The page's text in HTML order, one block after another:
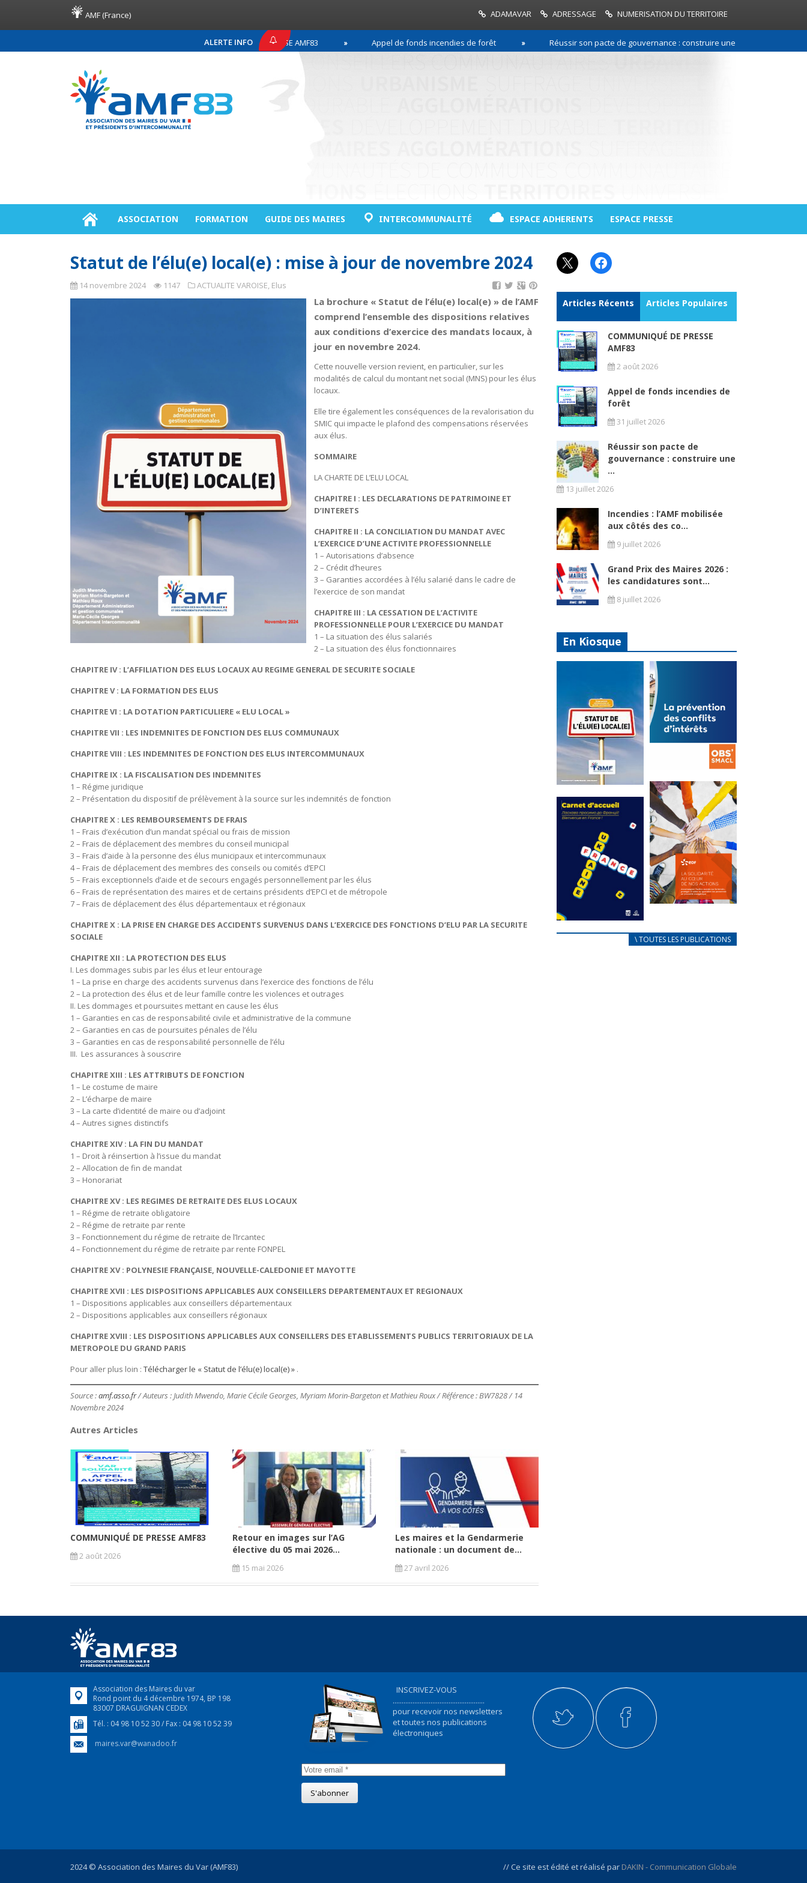
AMF (France) ADAMAVAR ADRESSAGE NUMERISATION DU TERRITOIRE
ALERTE INFO
COMMUNIQUÉ DE PRESSE AMF83 Appel de fonds incendies de forêt Réussir son pacte de gouvernance : construire une relation de confiance
ASSOCIATION FORMATION GUIDE DES MAIRES INTERCOMMUNALITÉ ESPACE ADHERENTS ESPACE PRESSE
Statut de l’élu(e) local(e) : mise à jour de novembre 2024
14 novembre 2024 1147 ACTUALITE VAROISE, Elus
La brochure « Statut de l’élu(e) local(e) » de l’AMF
comprend l’ensemble des dispositions relatives
aux conditions d’exercice des mandats locaux, à
jour en novembre 2024.
Cette nouvelle version revient, en particulier, sur les
modalités de calcul du montant net social (MNS) pour les élus
locaux.
Elle tire également les conséquences de la revalorisation du
SMIC qui impacte le plafond des compensations réservées
aux élus.
SOMMAIRE
LA CHARTE DE L’ELU LOCAL
CHAPITRE I : LES DECLARATIONS DE PATRIMOINE ET
D’INTERETS
CHAPITRE II : LA CONCILIATION DU MANDAT AVEC
L’EXERCICE D’UNE ACTIVITE PROFESSIONNELLE
1 – Autorisations d’absence
2 – Crédit d’heures
3 – Garanties accordées à l’élu salarié dans le cadre de
l’exercice de son mandat
CHAPITRE III : LA CESSATION DE L’ACTIVITE
PROFESSIONNELLE POUR L’EXERCICE DU MANDAT
1 – La situation des élus salariés
2 – La situation des élus fonctionnaires
CHAPITRE IV : L’AFFILIATION DES ELUS LOCAUX AU REGIME GENERAL DE SECURITE SOCIALE
CHAPITRE V : LA FORMATION DES ELUS
CHAPITRE VI : LA DOTATION PARTICULIERE « ELU LOCAL »
CHAPITRE VII : LES INDEMNITES DE FONCTION DES ELUS COMMUNAUX
CHAPITRE VIII : LES INDEMNITES DE FONCTION DES ELUS INTERCOMMUNAUX
CHAPITRE IX : LA FISCALISATION DES INDEMNITES
1 – Régime juridique
2 – Présentation du dispositif de prélèvement à la source sur les indemnités de fonction
CHAPITRE X : LES REMBOURSEMENTS DE FRAIS
1 – Frais d’exécution d’un mandat spécial ou frais de mission
2 – Frais de déplacement des membres du conseil municipal
3 – Frais d’aide à la personne des élus municipaux et intercommunaux
4 – Frais de déplacement des membres des conseils ou comités d’EPCI
5 – Frais exceptionnels d’aide et de secours engagés personnellement par les élus
6 – Frais de représentation des maires et de certains présidents d’EPCI et de métropole
7 – Frais de déplacement des élus départementaux et régionaux
CHAPITRE X : LA PRISE EN CHARGE DES ACCIDENTS SURVENUS DANS L’EXERCICE DES FONCTIONS D’ELU PAR LA SECURITE
SOCIALE
CHAPITRE XII : LA PROTECTION DES ELUS
I. Les dommages subis par les élus et leur entourage
1 – La prise en charge des accidents survenus dans l’exercice des fonctions de l’élu
2 – La protection des élus et de leur famille contre les violences et outrages
II. Les dommages et poursuites mettant en cause les élus
1 – Garanties en cas de responsabilité civile et administrative de la commune
2 – Garanties en cas de poursuites pénales de l’élu
3 – Garanties en cas de responsabilité personnelle de l’élu
III. Les assurances à souscrire
CHAPITRE XIII : LES ATTRIBUTS DE FONCTION
1 – Le costume de maire
2 – L’écharpe de maire
3 – La carte d’identité de maire ou d’adjoint
4 – Autres signes distinctifs
CHAPITRE XIV : LA FIN DU MANDAT
1 – Droit à réinsertion à l’issue du mandat
2 – Allocation de fin de mandat
3 – Honorariat
CHAPITRE XV : LES REGIMES DE RETRAITE DES ELUS LOCAUX
1 – Régime de retraite obligatoire
2 – Régime de retraite par rente
3 – Fonctionnement du régime de retraite de l’Ircantec
4 – Fonctionnement du régime de retraite par rente FONPEL
CHAPITRE XV : POLYNESIE FRANÇAISE, NOUVELLE-CALEDONIE ET MAYOTTE
CHAPITRE XVII : LES DISPOSITIONS APPLICABLES AUX CONSEILLERS DEPARTEMENTAUX ET REGIONAUX
1 – Dispositions applicables aux conseillers départementaux
2 – Dispositions applicables aux conseillers régionaux
CHAPITRE XVIII : LES DISPOSITIONS APPLICABLES AUX CONSEILLERS DES ETABLISSEMENTS PUBLICS TERRITORIAUX DE LA
METROPOLE DU GRAND PARIS
Pour aller plus loin : Télécharger le « Statut de l’élu(e) local(e) » .
Source :amf.asso.fr/ Auteurs : Judith Mwendo, Marie Cécile Georges, Myriam Morin-Bargeton et Mathieu Roux / Référence : BW7828 / 14
Novembre 2024
Autres Articles
COMMUNIQUÉ DE PRESSE AMF83
2 août 2026
Retour en images sur l’AG
élective du 05 mai 2026...
15 mai 2026
Les maires et la Gendarmerie
nationale : un document de...
27 avril 2026
X Facebook
Articles Récents Articles Populaires
COMMUNIQUÉ DE PRESSE
AMF83
2 août 2026
Appel de fonds incendies de
forêt
31 juillet 2026
Réussir son pacte de
gouvernance : construire une
...
13 juillet 2026
Incendies : l’AMF mobilisée
aux côtés des co...
9 juillet 2026
Grand Prix des Maires 2026 :
les candidatures sont...
8 juillet 2026
En Kiosque
Statut de
l’élu local
Mise à jour avril
2024
FEUILLETER
La
prévention
des conflits
d’intérêts
18 septembre 2023
FEUILLETER
au coeur de
nos actions
\ TOUTES LES PUBLICATIONS
Association des Maires du var
Rond point du 4 décembre 1974, BP 198
83007 DRAGUIGNAN CEDEX
Tél. : 04 98 10 52 30 / Fax : 04 98 10 52 39
maires.var@wanadoo.fr
INSCRIVEZ-VOUS
...................................................
pour recevoir nos newsletters
et toutes nos publications
électroniques
2024 © Association des Maires du Var (AMF83) // Ce site est édité et réalisé par DAKIN - Communication Globale